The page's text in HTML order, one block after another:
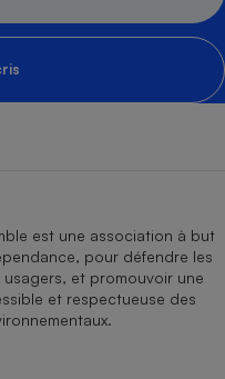
est une association à but
pour défendre les
et promouvoir une
et respectueuse des